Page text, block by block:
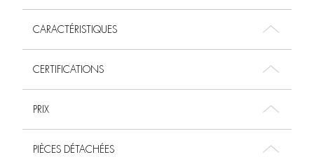
CARACTÉRISTIQUES
CERTIFICATIONS
PRIX
PIÈCES DÉTACHÉES